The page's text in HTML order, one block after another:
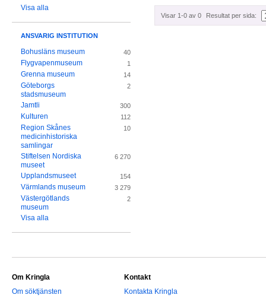
Visar 1-0 av 0 Resultat per sida:
Visa alla
ANSVARIG INSTITUTION
Bohusläns museum 40
Flygvapenmuseum 1
Grenna museum 14
Göteborgs
stadsmuseum
2
Jamtli 300
Kulturen 112
Region Skånes
medicinhistoriska
samlingar
10
Stiftelsen Nordiska
museet
6 270
Upplandsmuseet 154
Värmlands museum 3 279
Västergötlands
museum
2
Visa alla
Om Kringla
Om söktjänsten
Kontakt
Kontakta Kringla